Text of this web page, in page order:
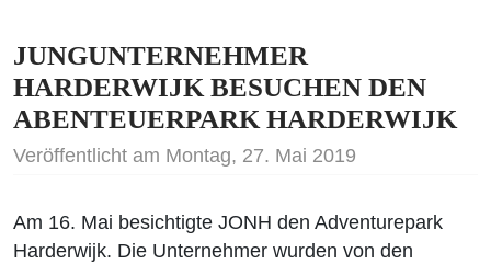
JUNGUNTERNEHMER
HARDERWIJK BESUCHEN DEN
ABENTEUERPARK HARDERWIJK
Veröffentlicht am Montag, 27. Mai 2019
Am 16. Mai besichtigte JONH den Adventurepark
Harderwijk. Die Unternehmer wurden von den